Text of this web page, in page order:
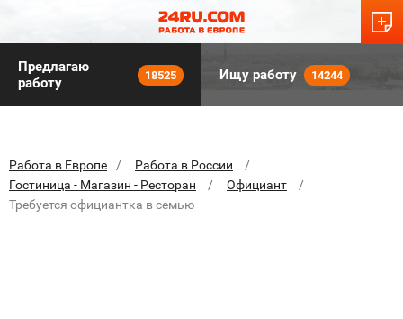
Предлагаю
работу
18525 Ищу работу 14244
Работа в Европе
Работа в России
Гостиница - Магазин - Ресторан
Официант
Требуется официантка в семью